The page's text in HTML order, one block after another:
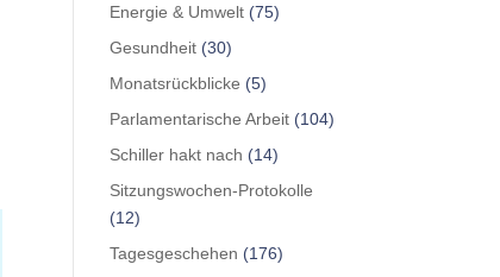
Energie & Umwelt (75)
Gesundheit (30)
Monatsrückblicke (5)
Parlamentarische Arbeit (104)
Schiller hakt nach (14)
Sitzungswochen-Protokolle
(12)
Tagesgeschehen (176)